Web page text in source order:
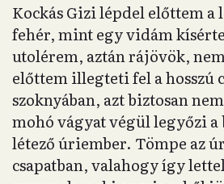
Kockás Gizi lépdel előttem a
fehér, mint egy vidám
utolérem, aztán rájövök,
előttem illegteti fel a hosszú
szoknyában, azt biztosan
mohó vágyat végül legyőzi a
létező úriember. Tömpe az
csapatban, valahogy így